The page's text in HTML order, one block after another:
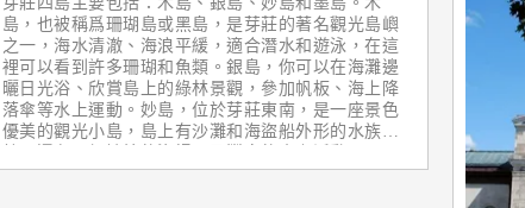
島，也被稱爲珊瑚島或黑島，是芽莊的著名觀光島嶼
之一，海水清澈、海浪平緩，適合潛水和遊泳，在這
裡可以看到許多珊瑚和魚類。銀島，你可以在海灘邊
曬日光浴、欣賞島上的綠林景觀，參加帆板、海上降
落傘等水上運動。妙島，位於芽莊東南，是一座景色
優美的觀光小島，島上有沙灘和海盜船外形的水族
島，又叫第一島，船一般不會靠岸，只在海上漂著。